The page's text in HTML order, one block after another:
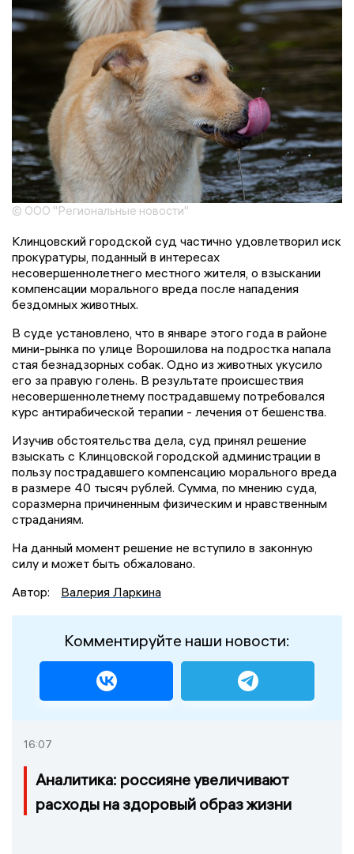
© ООО "Региональные новости"
Клинцовский городской суд частично удовлетворил иск
прокуратуры, поданный в интересах
несовершеннолетнего местного жителя, о взыскании
компенсации морального вреда после нападения
бездомных животных.
В суде установлено, что в январе этого года в районе
мини-рынка по улице Ворошилова на подростка напала
стая безнадзорных собак. Одно из животных укусило
его за правую голень. В результате происшествия
несовершеннолетнему пострадавшему потребовался
курс антирабической терапии - лечения от бешенства.
Изучив обстоятельства дела, суд принял решение
взыскать с Клинцовской городской администрации в
пользу пострадавшего компенсацию морального вреда
в размере 40 тысяч рублей. Сумма, по мнению суда,
соразмерна причиненным физическим и нравственным
страданиям.
На данный момент решение не вступило в законную
силу и может быть обжаловано.
Автор:
Валерия Ларкина
Комментируйте наши новости:
16:07
Аналитика: россияне увеличивают
расходы на здоровый образ жизни